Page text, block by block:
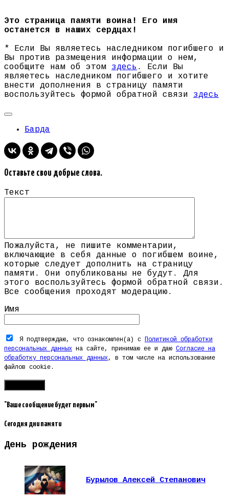
Это страница памяти воина! Его имя
останется в наших сердцах!
* Если Вы являетесь наследником погибшего и
Вы против размещения информации о нем,
сообщите нам об этом здесь . Если Вы
являетесь наследником погибшего и хотите
внести дополнения в страницу памяти
воспользуйтесь формой обратной связи здесь
Барда
Оставьте свои добрые слова.
Текст
Пожалуйста, не пишите комментарии,
включающие в себя данные о погибшем воине,
которые следует дополнить на страницу
памяти. Они опубликованы не будут. Для
этого воспользуйтесь формой обратной связи.
Все сообщения проходят модерацию.
Имя
Я подтверждаю, что ознакомлен(а) с
Политикой обработки
персональных данных на сайте, принимаю ее и даю Согласие на
обработку персональных данных, в том числе на использование
файлов cookie.
"Ваше сообщение будет первым"
Сегодня дни памяти
День рождения
Бурылов Алексей Степанович